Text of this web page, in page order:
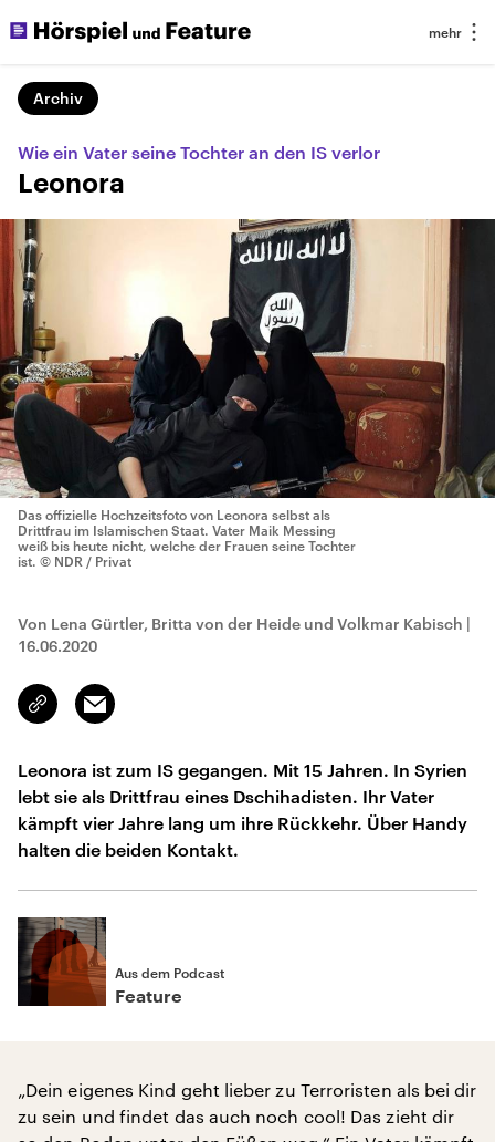
Archiv
Wie ein Vater seine Tochter an den IS verlor
Leonora
Das offizielle Hochzeitsfoto von Leonora selbst als
Drittfrau im Islamischen Staat. Vater Maik Messing
weiß bis heute nicht, welche der Frauen seine Tochter
ist. © NDR / Privat
Von Lena Gürtler, Britta von der Heide und Volkmar Kabisch |
16.06.2020
Link
kopieren/teilen
Email
Leonora ist zum IS gegangen. Mit 15 Jahren. In Syrien
lebt sie als Drittfrau eines Dschihadisten. Ihr Vater
kämpft vier Jahre lang um ihre Rückkehr. Über Handy
halten die beiden Kontakt.
Aus dem Podcast
Feature
„Dein eigenes Kind geht lieber zu Terroristen als bei dir
zu sein und findet das auch noch cool! Das zieht dir